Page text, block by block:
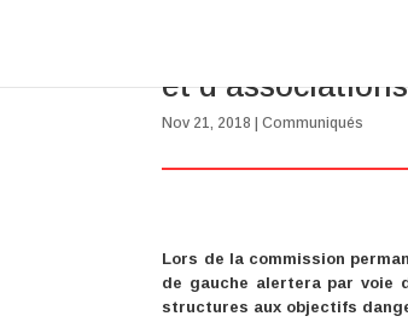
et
Nov 21, 2018 |Communiqués
Lors de la commission
de gauche alertera par voie
structures aux objectifs